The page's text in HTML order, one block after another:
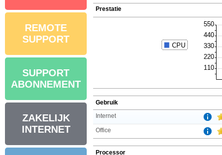
REMOTE
SUPPORT
SUPPORT
ABONNEMENT
ZAKELIJK
INTERNET
Prestatie
Gebruik
Internet
Office
Processor